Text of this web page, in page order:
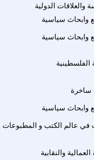
والعلاقات الدولية
وابحاث سياسية
وابحاث سياسية
الفلسطينية
ساخرة
وابحاث سياسية
في عالم الكتب و المطبوعات
والنقابية